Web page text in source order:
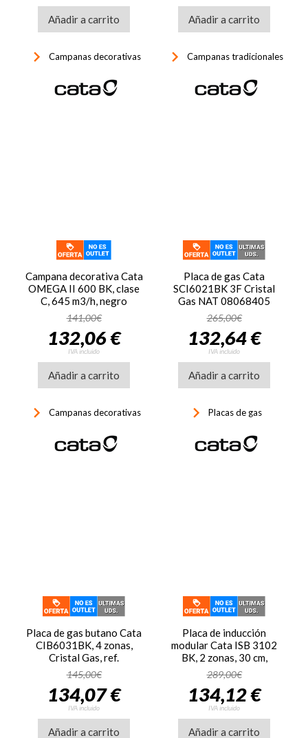
Añadir a carrito
keyboard_arrow_right Campanas decorativas
Añadir a carrito
keyboard_arrow_right Campanas tradicionales
Campana decorativa Cata
OMEGA II 600 BK, clase
C, 645 m3/h, negro
141,00€
132,06 €
IVA incluido
Añadir a carrito
keyboard_arrow_right Campanas decorativas
Placa de gas Cata
SCI6021BK 3F Cristal
Gas NAT 08068405
265,00€
132,64 €
IVA incluido
Añadir a carrito
keyboard_arrow_right Placas de gas
Placa de gas butano Cata
CIB6031BK, 4 zonas,
Cristal Gas, ref.
68400, negro
145,00€
134,07 €
IVA incluido
Añadir a carrito
Placa de inducción
modular Cata ISB 3102
BK, 2 zonas, 30 cm,
mandos frontales, 3500W,
zona grande 20 cm, 9
potencias + Booster, ref.
08003405, cristal negro
289,00€
134,12 €
IVA incluido
Añadir a carrito